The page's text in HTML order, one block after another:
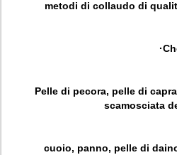
metodi di collaudo di
Pelle di pecora, pelle di
scamosciata
cuoio, panno, pelle di